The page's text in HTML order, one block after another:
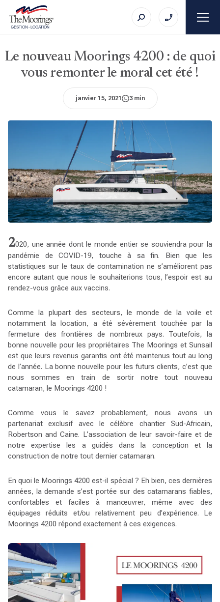
GESTION - LOCATION
Le nouveau Moorings 4200 : de quoi
vous remonter le moral cet été !
janvier 15, 2021 3 min
2020, une année dont le monde entier se souviendra pour la
pandémie de COVID-19, touche à sa fin. Bien que les
statistiques sur le taux de contamination ne s’améliorent pas
encore autant que nous le souhaiterions tous, l’espoir est au
rendez-vous grâce aux vaccins.
Comme la plupart des secteurs, le monde de la voile et
notamment la location, a été sévèrement touchée par la
fermeture des frontières de nombreux pays. Toutefois, la
bonne nouvelle pour les propriétaires The Moorings et Sunsail
est que leurs revenus garantis ont été maintenus tout au long
de l’année. La bonne nouvelle pour les futurs clients, c’est que
nous sommes en train de sortir notre tout nouveau
catamaran, le Moorings 4200 !
Comme vous le savez probablement, nous avons un
partenariat exclusif avec le célèbre chantier Sud-Africain,
Robertson and Caine. L’association de leur savoir-faire et de
notre expertise les a guidés dans la conception et la
construction de notre tout dernier catamaran.
En quoi le Moorings 4200 est-il spécial ? Eh bien, ces dernières
années, la demande s’est portée sur des catamarans fiables,
confortables et faciles à manœuvrer, même avec des
équipages réduits et/ou relativement peu d’expérience. Le
Moorings 4200 répond exactement à ces exigences.